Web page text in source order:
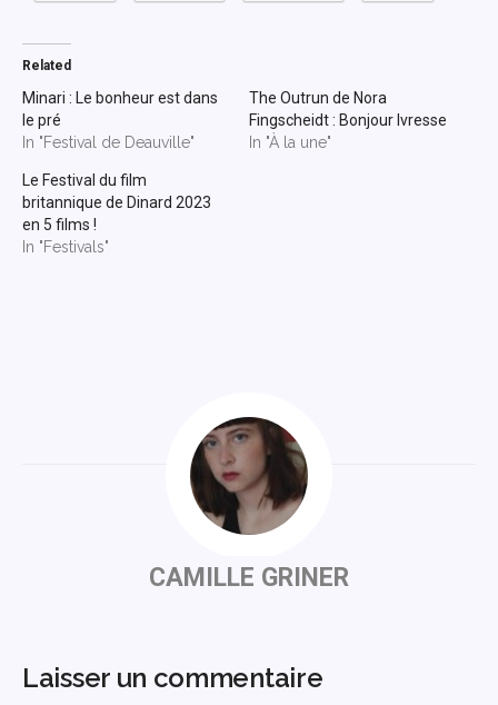
Related
Minari : Le bonheur est dans
le pré
In "Festival de Deauville"
The Outrun de Nora
Fingscheidt : Bonjour Ivresse
In "À la une"
Le Festival du film
britannique de Dinard 2023
en 5 films !
In "Festivals"
CAMILLE GRINER
Laisser un commentaire